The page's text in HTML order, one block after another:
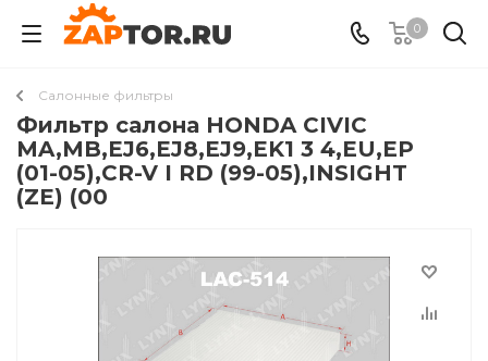
0
Салонные фильтры
Фильтр салона HONDA CIVIC
MA,MB,EJ6,EJ8,EJ9,EK1 3 4,EU,EP
(01-05),CR-V I RD (99-05),INSIGHT
(ZE) (00